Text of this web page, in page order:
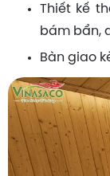
Thiết kế
bám bẩn,
Bàn giao